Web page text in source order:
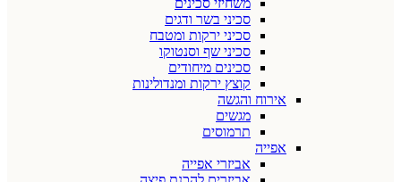
משחיזי סכינים
סכיני בשר ודגים
סכיני ירקות ומטבח
סכיני שף וסנטוקו
סכינים מיחודים
קוצץ ירקות ומנדולינות
אירוח והגשה
מגשים
תרמוסים
אפייה
אביזרי אפייה